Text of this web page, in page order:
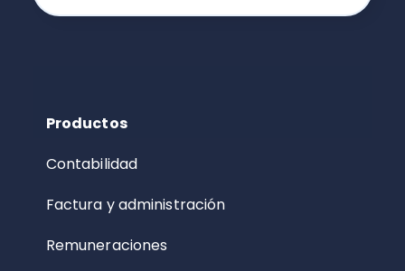
Productos
Contabilidad
Factura y administración
Remuneraciones